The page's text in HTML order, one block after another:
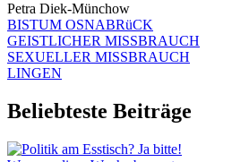
Petra Diek-Münchow
BISTUM OSNABRüCK
GEISTLICHER MISSBRAUCH
SEXUELLER MISSBRAUCH
LINGEN
Beliebteste Beiträge